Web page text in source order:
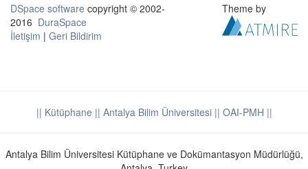
DSpace software copyright © 2002-
2016 DuraSpace
İletişim | Geri Bildirim
Theme by
|| Kütüphane || Antalya Bilim Üniversitesi || OAI-PMH ||
Antalya Bilim Üniversitesi Kütüphane ve Dokümantasyon Müdürlüğü,